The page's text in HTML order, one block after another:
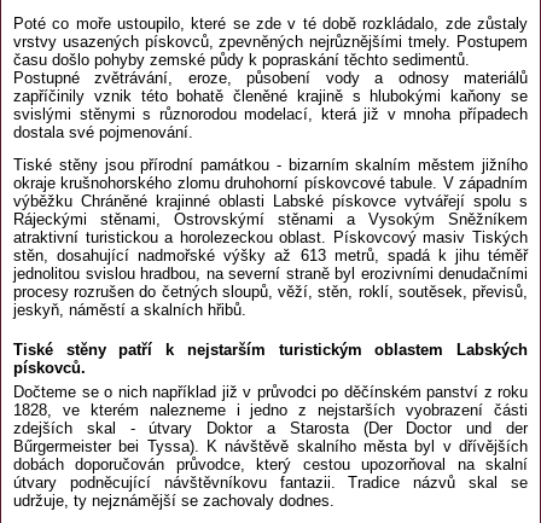
Poté co moře ustoupilo, které se zde v té době rozkládalo, zde zůstaly
vrstvy usazených pískovců, zpevněných nejrůznějšími tmely. Postupem
času došlo pohyby zemské půdy k popraskání těchto sedimentů.
Postupné zvětrávání, eroze, působení vody a odnosy materiálů
zapříčinily vznik této bohatě členěné krajině s hlubokými kaňony se
svislými stěnymi s různorodou modelací, která již v mnoha případech
dostala své pojmenování.
Tiské stěny jsou přírodní památkou - bizarním skalním městem jižního
okraje krušnohorského zlomu druhohorní pískovcové tabule. V západním
výběžku Chráněné krajinné oblasti Labské pískovce vytvářejí spolu s
Rájeckými stěnami, Ostrovskýmí stěnami a Vysokým Sněžníkem
atraktivní turistickou a horolezeckou oblast. Pískovcový masiv Tiských
stěn, dosahující nadmořské výšky až 613 metrů, spadá k jihu téměř
jednolitou svislou hradbou, na severní straně byl erozivními denudačními
procesy rozrušen do četných sloupů, věží, stěn, roklí, soutěsek, převisů,
jeskyň, náměstí a skalních hřibů.
Tiské stěny patří k nejstarším turistickým oblastem Labských
pískovců.
Dočteme se o nich například již v průvodci po děčínském panství z roku
1828, ve kterém nalezneme i jedno z nejstarších vyobrazení části
zdejších skal - útvary Doktor a Starosta (Der Doctor und der
Bűrgermeister bei Tyssa). K návštěvě skalního města byl v dřívějších
dobách doporučován průvodce, který cestou upozorňoval na skalní
útvary podněcující návštěvníkovu fantazii. Tradice názvů skal se
udržuje, ty nejznámější se zachovaly dodnes.